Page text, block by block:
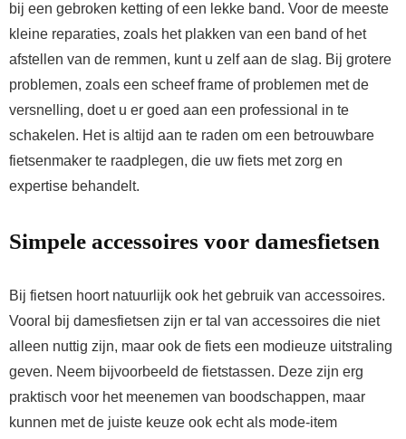
bij een gebroken ketting of een lekke band. Voor de meeste
kleine reparaties, zoals het plakken van een band of het
afstellen van de remmen, kunt u zelf aan de slag. Bij grotere
problemen, zoals een scheef frame of problemen met de
versnelling, doet u er goed aan een professional in te
schakelen. Het is altijd aan te raden om een betrouwbare
fietsenmaker te raadplegen, die uw fiets met zorg en
expertise behandelt.
Simpele accessoires voor damesfietsen
Bij fietsen hoort natuurlijk ook het gebruik van accessoires.
Vooral bij damesfietsen zijn er tal van accessoires die niet
alleen nuttig zijn, maar ook de fiets een modieuze uitstraling
geven. Neem bijvoorbeeld de fietstassen. Deze zijn erg
praktisch voor het meenemen van boodschappen, maar
kunnen met de juiste keuze ook echt als mode-item